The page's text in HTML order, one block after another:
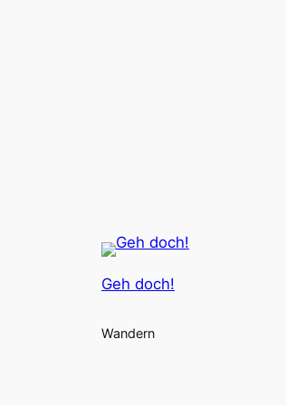
Geh doch!
Wandern